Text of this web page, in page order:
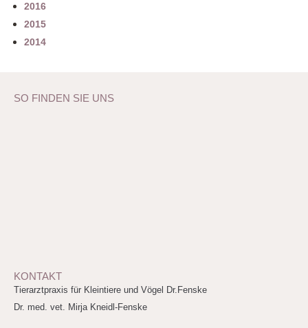
2016
2015
2014
SO FINDEN SIE UNS
KONTAKT
Tierarztpraxis für Kleintiere und Vögel Dr.Fenske
Dr. med. vet. Mirja Kneidl-Fenske